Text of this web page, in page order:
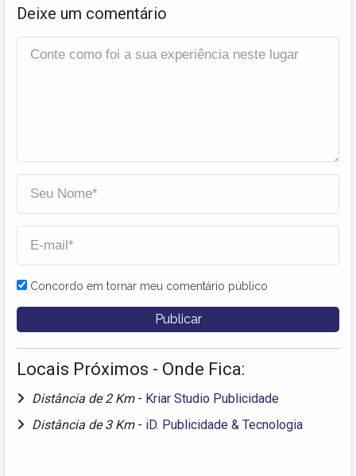
Deixe um comentário
Concordo em tornar meu comentário público
Locais Próximos - Onde Fica:
Distância de 2 Km - Kriar Studio Publicidade
Distância de 3 Km - iD. Publicidade & Tecnologia